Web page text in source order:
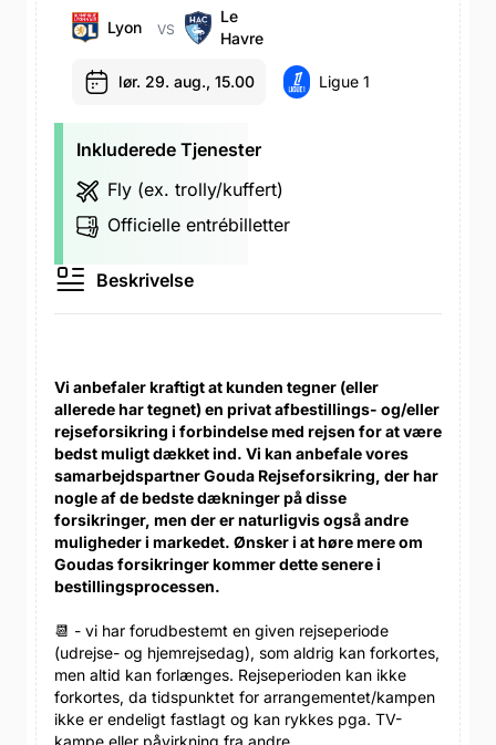
Lyon VS
Le
Havre
lør. 29. aug., 15.00 Ligue 1
Inkluderede Tjenester
Fly (ex. trolly/kuffert)
Officielle entrébilletter
Beskrivelse
Vi anbefaler kraftigt at kunden tegner (eller
allerede har tegnet) en privat afbestillings- og/eller
rejseforsikring i forbindelse med rejsen for at være
bedst muligt dækket ind. Vi kan anbefale vores
samarbejdspartner Gouda Rejseforsikring, der har
nogle af de bedste dækninger på disse
forsikringer, men der er naturligvis også andre
muligheder i markedet. Ønsker i at høre mere om
Goudas forsikringer kommer dette senere i
bestillingsprocessen.
📆 - vi har forudbestemt en given rejseperiode
(udrejse- og hjemrejsedag), som aldrig kan forkortes,
men altid kan forlænges. Rejseperioden kan ikke
forkortes, da tidspunktet for arrangementet/kampen
ikke er endeligt fastlagt og kan rykkes pga. TV-
kampe eller påvirkning fra andre